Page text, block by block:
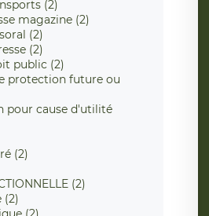
(2)
magazine (2)
(2)
(2)
public (2)
protection future ou
pour cause d'utilité
(2)
(2)
(2)